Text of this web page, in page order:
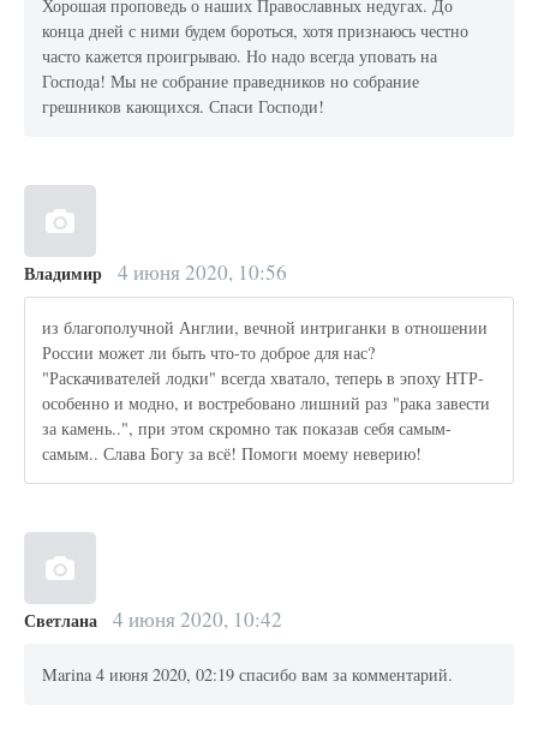
Хорошая проповедь о наших Православных недугах. До
конца дней с ними будем бороться, хотя признаюсь честно
часто кажется проигрываю. Но надо всегда уповать на
Господа! Мы не собрание праведников но собрание
грешников кающихся. Спаси Господи!
Владимир 4 июня 2020, 10:56
из благополучной Англии, вечной интриганки в отношении
России может ли быть что-то доброе для нас?
"Раскачивателей лодки" всегда хватало, теперь в эпоху НТР-
особенно и модно, и востребовано лишний раз "рака завести
за камень..", при этом скромно так показав себя самым-
самым.. Слава Богу за всё! Помоги моему неверию!
Светлана 4 июня 2020, 10:42
Marina 4 июня 2020, 02:19 спасибо вам за комментарий.